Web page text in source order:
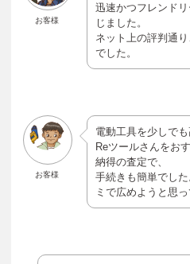
お客様
迅速かつフレンド
じました。
ネット上の評判通
でした。
お客様
電動工具を少しでも
Reツールさんをお
納得の査定で、
手続きも簡単でし
ミで広めようと思っ